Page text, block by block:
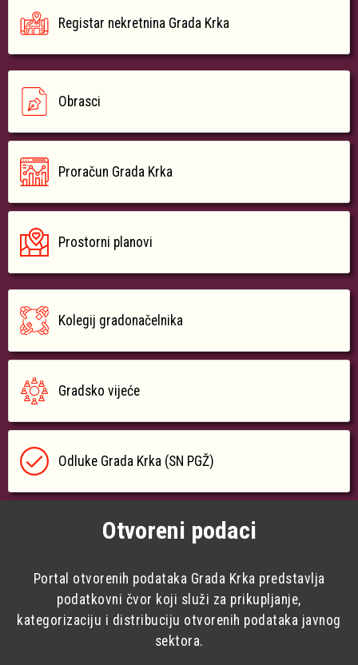
Registar nekretnina Grada Krka
Obrasci
Proračun Grada Krka
Prostorni planovi
Kolegij gradonačelnika
Gradsko vijeće
Odluke Grada Krka (SN PGŽ)
Otvoreni podaci
Portal otvorenih podataka Grada Krka predstavlja
podatkovni čvor koji služi za prikupljanje,
kategorizaciju i distribuciju otvorenih podataka javnog
sektora.